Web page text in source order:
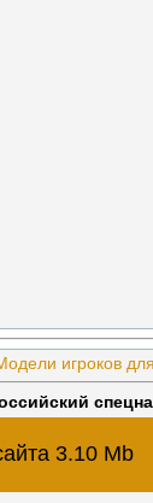
игроков
3.10 Mb